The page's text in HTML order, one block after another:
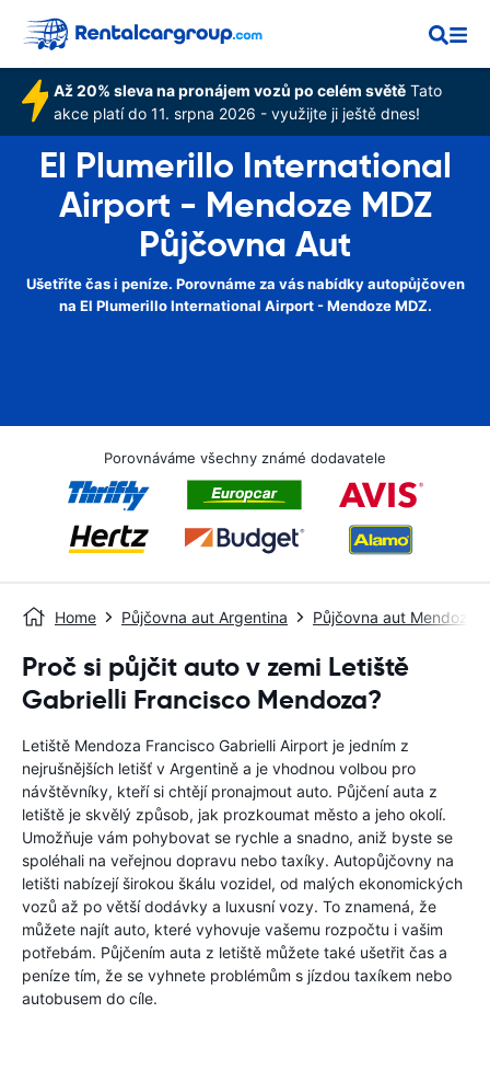
Až 20% sleva na pronájem vozů po celém světě Tato
akce platí do 11. srpna 2026 - využijte ji ještě dnes!
El Plumerillo International
Airport - Mendoze MDZ
Půjčovna Aut
Ušetříte čas i peníze. Porovnáme za vás nabídky autopůjčoven
na El Plumerillo International Airport - Mendoze MDZ.
Porovnáváme všechny známé dodavatele
Home Půjčovna aut Argentina Půjčovna aut Mendoza
Proč si půjčit auto v zemi Letiště
Gabrielli Francisco Mendoza?
Letiště Mendoza Francisco Gabrielli Airport je jedním z
nejrušnějších letišť v Argentině a je vhodnou volbou pro
návštěvníky, kteří si chtějí pronajmout auto. Půjčení auta z
letiště je skvělý způsob, jak prozkoumat město a jeho okolí.
Umožňuje vám pohybovat se rychle a snadno, aniž byste se
spoléhali na veřejnou dopravu nebo taxíky. Autopůjčovny na
letišti nabízejí širokou škálu vozidel, od malých ekonomických
vozů až po větší dodávky a luxusní vozy. To znamená, že
můžete najít auto, které vyhovuje vašemu rozpočtu i vašim
potřebám. Půjčením auta z letiště můžete také ušetřit čas a
peníze tím, že se vyhnete problémům s jízdou taxíkem nebo
autobusem do cíle.